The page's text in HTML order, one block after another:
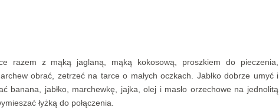
razem z mąką jaglaną, mąką kokosową, proszkiem do pieczenia,
obrać, zetrzeć na tarce o małych oczkach. Jabłko dobrze umyć i
banana, jabłko, marchewkę, jajka, olej i masło orzechowe na jednolitą
łyżką do połączenia.